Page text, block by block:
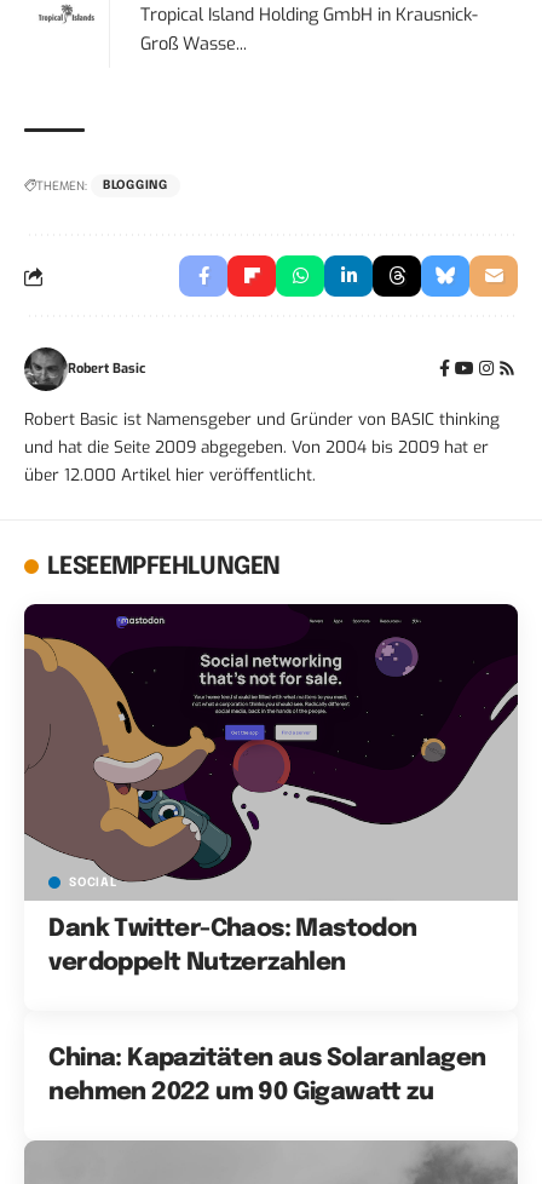
Tropical Island Holding GmbH in Krausnick-
Groß Wasse...
THEMEN: BLOGGING
Robert Basic
Robert Basic ist Namensgeber und Gründer von BASIC thinking
und hat die Seite 2009 abgegeben. Von 2004 bis 2009 hat er
über 12.000 Artikel hier veröffentlicht.
LESEEMPFEHLUNGEN
SOCIAL
Dank Twitter-Chaos: Mastodon
verdoppelt Nutzerzahlen
China: Kapazitäten aus Solaranlagen
nehmen 2022 um 90 Gigawatt zu